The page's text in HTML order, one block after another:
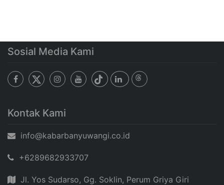
Sosial Media Kami
Kontak Kami
info@kabarbanyuwangi.co.id
+6289682933707
Jl. Yos Sudarso, Gg. Soklin, Perum Griya Giri